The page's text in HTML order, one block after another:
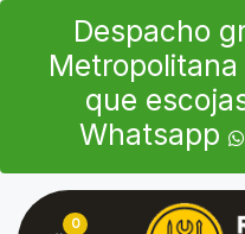
Despacho
que
Whatsapp
0